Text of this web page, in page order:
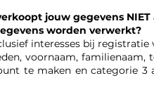
jouw gegevens
worden verwerkt?
interesses bij registratie
voornaam,
te maken en categorie